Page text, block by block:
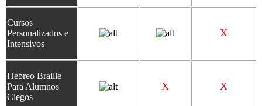
Cursos
Personalizados e
Intensivos
X
Hebreo Braille
Para Alumnos
Ciegos
X X